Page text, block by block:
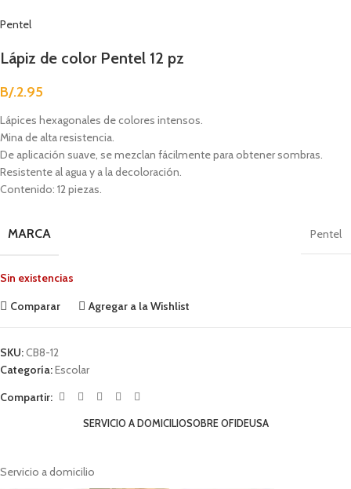
Pentel
Lápiz de color Pentel 12 pz
B/.2.95
Lápices hexagonales de colores intensos.
Mina de alta resistencia.
De aplicación suave, se mezclan fácilmente para obtener sombras.
Resistente al agua y a la decoloración.
Contenido: 12 piezas.
MARCA Pentel
Sin existencias
Comparar
Agregar a la Wishlist
SKU:CB8-12
Categoría:Escolar
Compartir:
SERVICIO A DOMICILIOSOBRE OFIDEUSA
Servicio a domicilio